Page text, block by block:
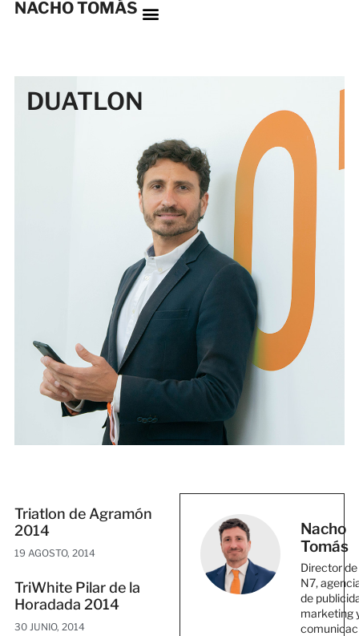
NACHO TOMÁS
DUATLON
Triatlon de Agramón
2014
19 AGOSTO, 2014
TriWhite Pilar de la
Horadada 2014
30 JUNIO, 2014
Nacho
Tomás
Director de
N7,
de
marketing